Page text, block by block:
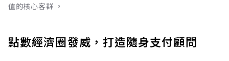
值的核心客群 。
點數經濟圈發威，打造隨身支付顧問